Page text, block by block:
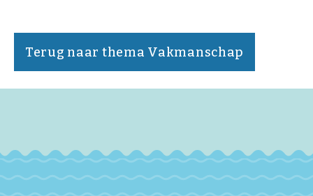
Terug naar thema Vakmanschap